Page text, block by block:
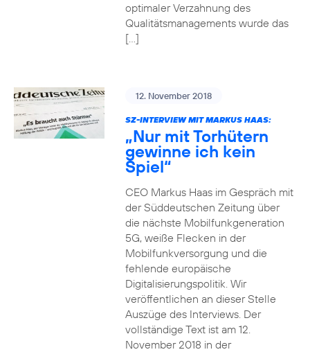
optimaler Verzahnung des
Qualitätsmanagements wurde das
[…]
12. November 2018
SZ-INTERVIEW MIT MARKUS HAAS:
„Nur mit Torhütern
gewinne ich kein
Spiel“
CEO Markus Haas im Gespräch mit
der Süddeutschen Zeitung über
die nächste Mobilfunkgeneration
5G, weiße Flecken in der
Mobilfunkversorgung und die
fehlende europäische
Digitalisierungspolitik. Wir
veröffentlichen an dieser Stelle
Auszüge des Interviews. Der
vollständige Text ist am 12.
November 2018 in der